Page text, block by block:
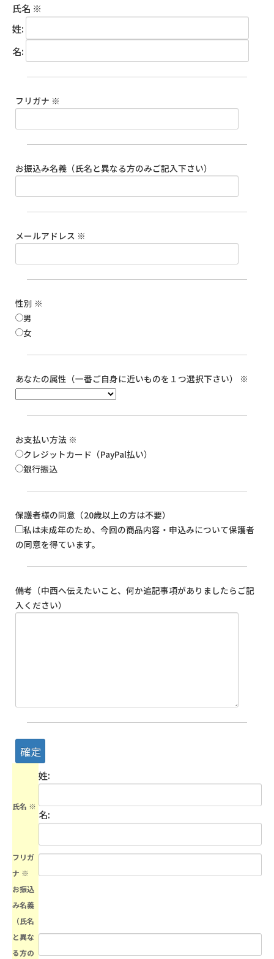
氏名 ※
姓:
名:
フリガナ ※
お振込み名義（氏名と異なる方のみご記入下さい）
メールアドレス ※
性別 ※
男
女
あなたの属性（一番ご自身に近いものを１つ選択下さい） ※
お支払い方法 ※
クレジットカード（PayPal払い）
銀行振込
保護者様の同意（20歳以上の方は不要）
私は未成年のため、今回の商品内容・申込みについて保護者
の同意を得ています。
備考（中西へ伝えたいこと、何か追記事項がありましたらご記
入ください）
氏名 ※
姓:
名:
フリガ
ナ ※
お振込
み名義
（氏名
と異な
る方の